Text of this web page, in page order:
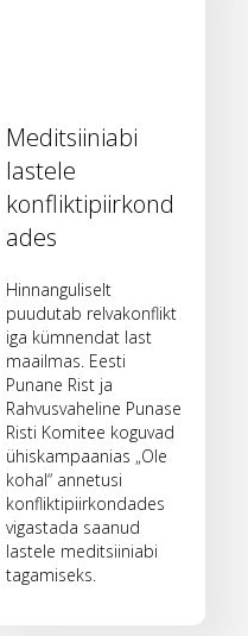
Meditsiiniabi
lastele
konfliktipiirkond
ades
Hinnanguliselt
puudutab relvakonflikt
iga kümnendat last
maailmas. Eesti
Punane Rist ja
Rahvusvaheline Punase
Risti Komitee koguvad
ühiskampaanias „Ole
kohal“ annetusi
konfliktipiirkondades
vigastada saanud
lastele meditsiiniabi
tagamiseks.